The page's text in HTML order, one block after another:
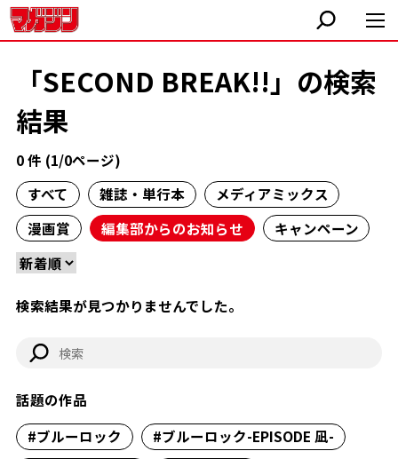
「SECOND BREAK!!」の検索
結果
0 件 (1/0ページ)
すべて
雑誌・単行本
メディアミックス
漫画賞
編集部からのお知らせ キャンペーン
検索結果が見つかりませんでした。
話題の作品
#ブルーロック
#ブルーロック-EPISODE 凪-